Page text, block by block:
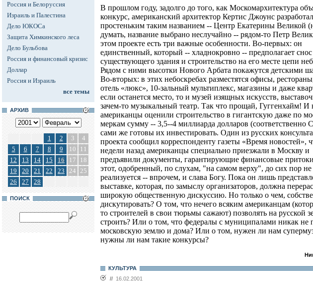
Россия и Белоруссия
Израиль и Палестина
Дело ЮКОСа
Защита Химкинского леса
Дело Бульбова
Россия и финансовый кризис
Доллар
Россия и Израиль
все темы
АРХИВ
1 2 3
4
5
6 7 8 9 10
11
12
13 14 15 16 17
18
19
20 21 22 23 24 25
26
27 28
ПОИСК
В прошлом году, задолго до того, как Москомархитектура
конкурс, американский архитектор Кертис Джоунс
простеньким таким названием -- Центр Екатерины Великой
думать, название выбрано неслучайно -- рядом-то Петр
этом проекте есть три важные особенности. Во-первых: он
единственный, который -- хладнокровно -- предполагает снос
существующего здания и строительство на его месте цепи
Рядом с ними высотки Нового Арбата покажутся детскими
Во-вторых: в этих небоскребах разместятся офисы,
отель «люкс», 10-зальный мультиплекс, магазины и даже
если останется место, то и музей изящных искусств,
зачем-то музыкальный театр. Так что прощай, Гуггенхайм! И
американцы оценили строительство в гигантскую даже по
меркам сумму -- 3,5--4 миллиарда долларов
сами же готовы их инвестировать. Один из русских
проекта сообщил корреспонденту газеты «Время новостей»,
недели назад американцы специально приезжали в Москву и
предъявили документы, гарантирующие финансовые
этот, одобренный, по слухам, "на самом верху", до сих пор не
реализуется -- впрочем, и слава Богу. Пока он лишь
выставке, которая, по замыслу организаторов, должна
широкую общественную дискуссию. Но только о чем,
дискутировать? О том, что нечего всяким американцам
то строителей в свои тюрьмы сажают) позволять на русской
строить? Или о том, что федералы с муниципалами никак не
московскую землю и дома? Или о том, нужен ли нам
нужны ли нам такие конкурсы?
КУЛЬТУРА
// 16.02.2001